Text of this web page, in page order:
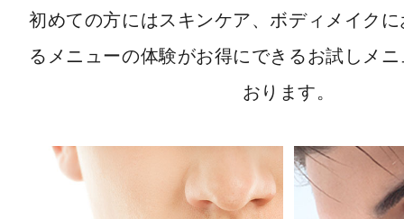
初めての方にはスキンケア、ボディメイク
るメニューの体験がお得にできるお試しメ
おります。